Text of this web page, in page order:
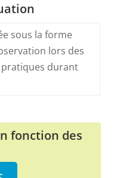
sous la forme
lors des
durant
fonction des